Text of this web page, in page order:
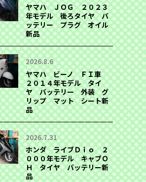
ヤマハ ＪＯＧ ２０２３
年モデル 後ろタイヤ バ
ッテリー プラグ オイル
新品
2026.8.6
ヤマハ ビーノ ＦＩ車
２０１４年モデル タイ
ヤ バッテリー 外装 グ
リップ マット シート新
品
2026.7.31
ホンダ ライブＤｉｏ ２
０００年モデル キャブＯ
Ｈ タイヤ バッテリー新
品